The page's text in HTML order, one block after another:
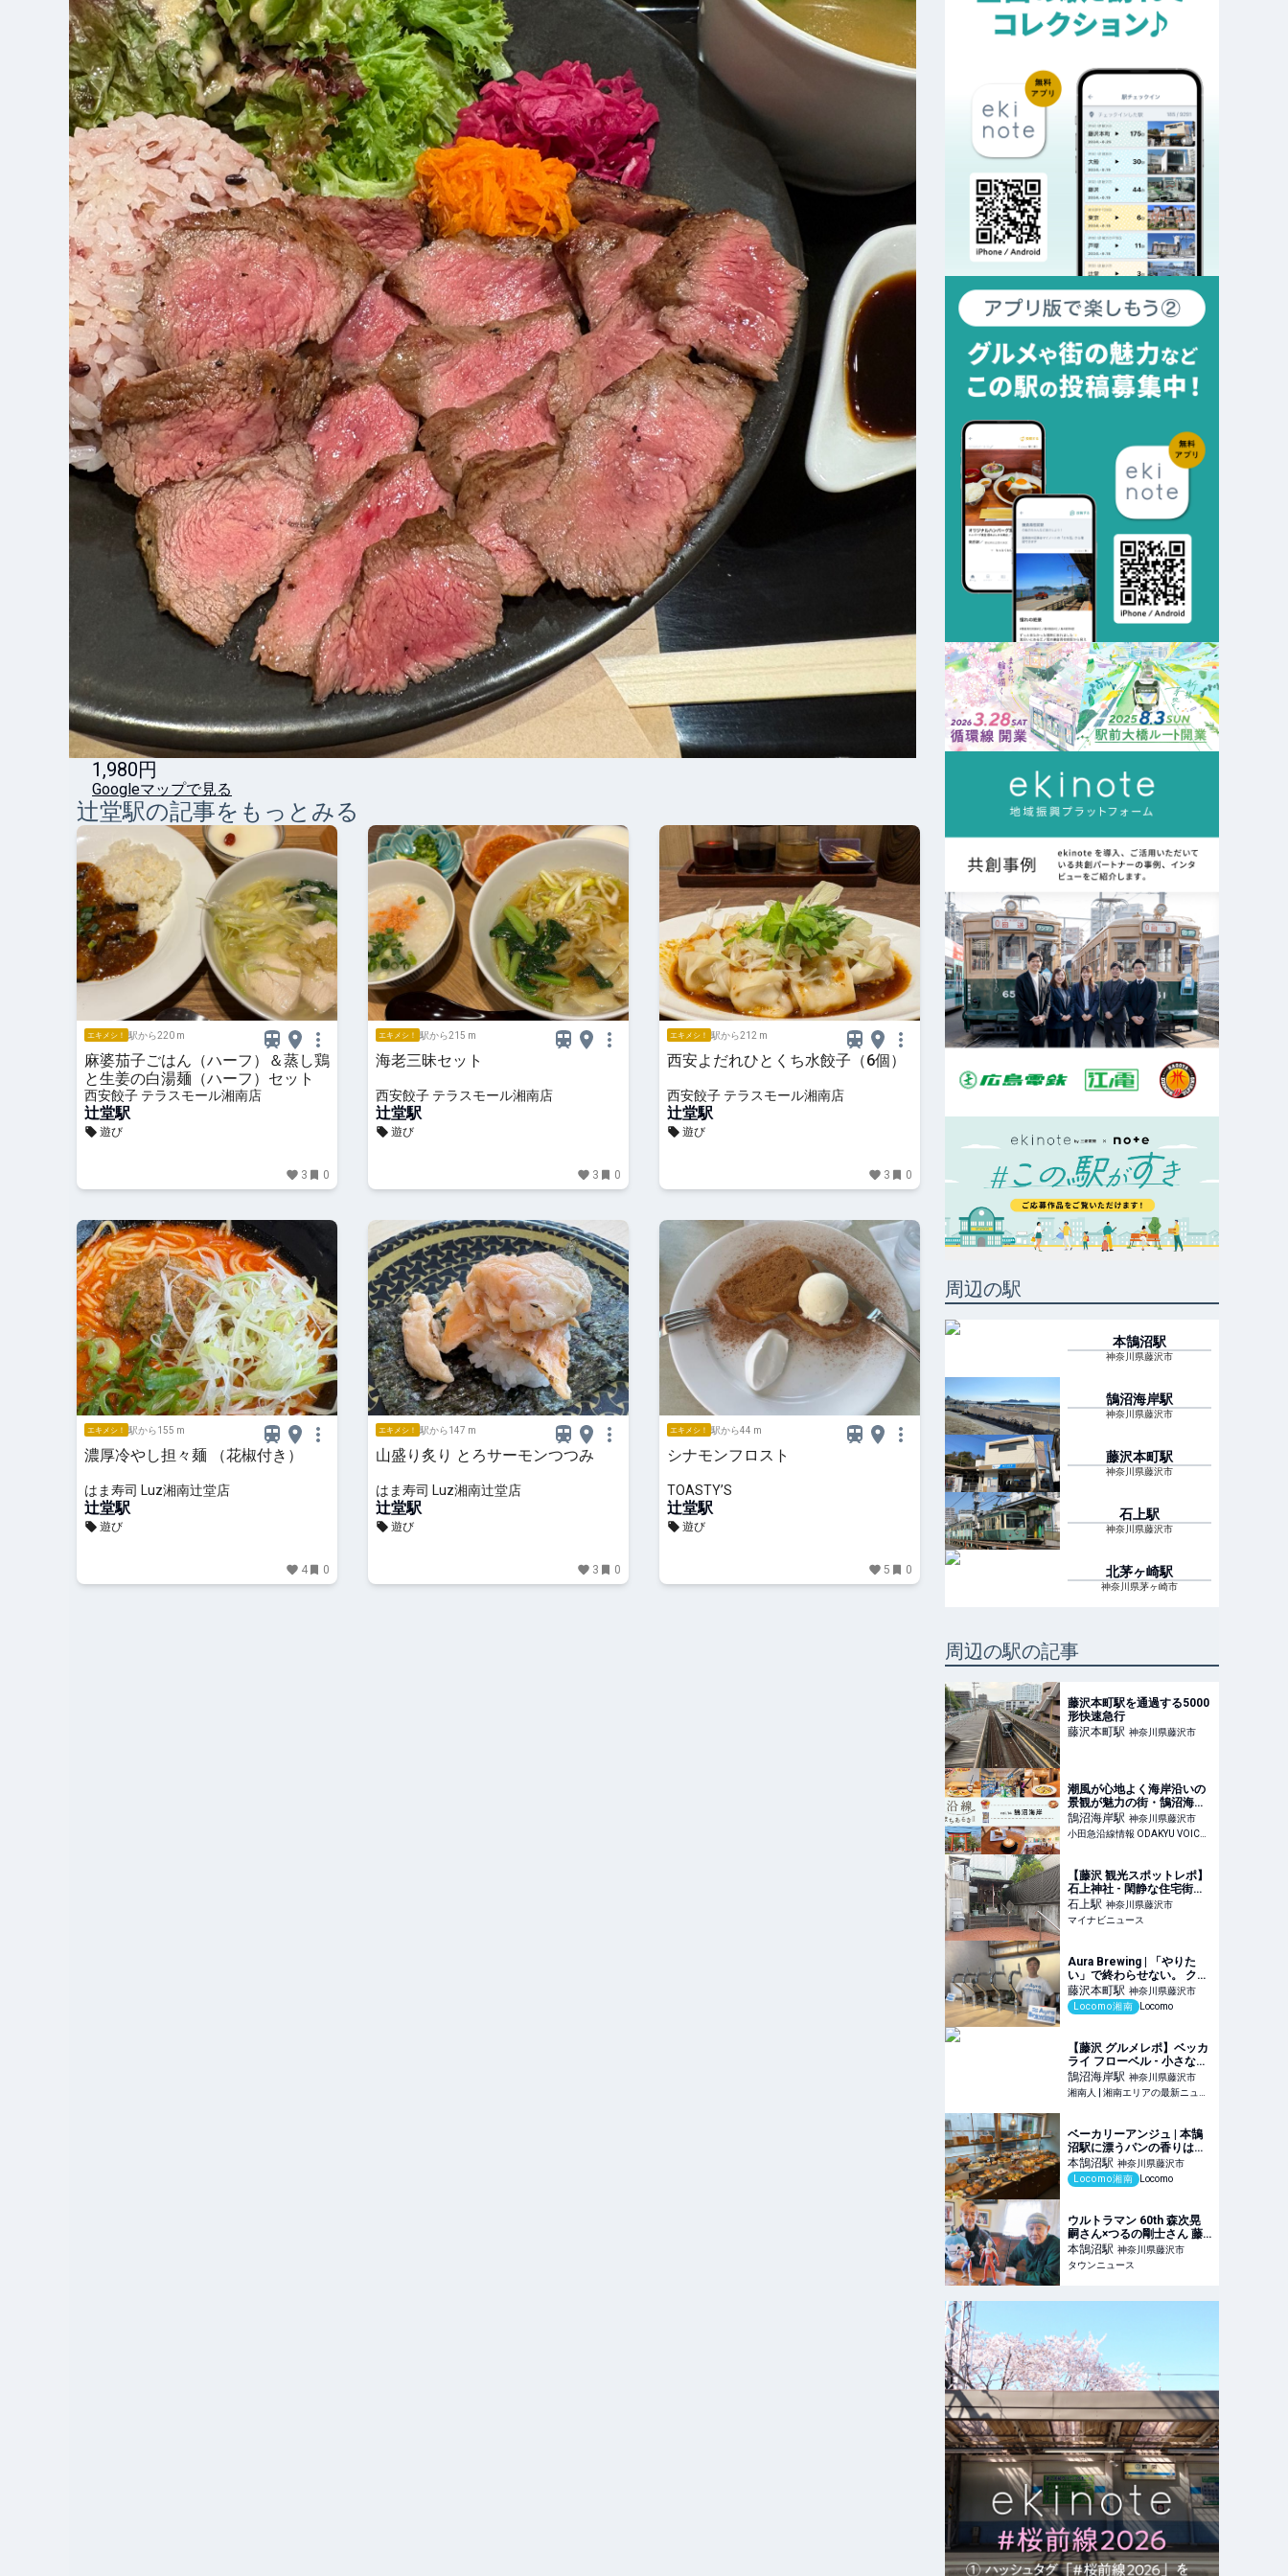
1,980円
Googleマップで見る
辻堂駅の記事をもっとみる
エキメシ！ 駅から220 m
麻婆茄子ごはん（ハーフ）＆蒸し鶏
と生姜の白湯麺（ハーフ）セット
西安餃子 テラスモール湘南店
辻堂駅
遊び
3 0
エキメシ！ 駅から215 m
海老三昧セット
西安餃子 テラスモール湘南店
辻堂駅
遊び
3 0
エキメシ！ 駅から212 m
西安よだれひとくち水餃子（6個）
西安餃子 テラスモール湘南店
辻堂駅
遊び
3 0
エキメシ！ 駅から155 m
濃厚冷やし担々麺 （花椒付き）
はま寿司 Luz湘南辻堂店
辻堂駅
遊び
4 0
エキメシ！ 駅から147 m
山盛り炙り とろサーモンつつみ
はま寿司 Luz湘南辻堂店
辻堂駅
遊び
3 0
エキメシ！ 駅から44 m
シナモンフロスト
TOASTY’S
辻堂駅
遊び
5 0
周辺の駅
本鵠沼駅
神奈川県藤沢市
鵠沼海岸駅
神奈川県藤沢市
藤沢本町駅
神奈川県藤沢市
石上駅
神奈川県藤沢市
北茅ヶ崎駅
神奈川県茅ヶ崎市
周辺の駅の記事
藤沢本町駅を通過する5000
形快速急行
藤沢本町駅 神奈川県藤沢市
潮風が心地よく海岸沿いの
景観が魅力の街・鵠沼海岸
｜まち紹介
鵠沼海岸駅 神奈川県藤沢市
小田急沿線情報 ODAKYU VOICE home
【藤沢 観光スポットレポ】
石上神社 - 閑静な住宅街に
地元ゆかりの鎌…
石上駅 神奈川県藤沢市
マイナビニュース
Aura Brewing | 「やりた
い」で終わらせない。 クラ
フトビールでつくる、新し
い雇用のかたち | 湘南の地
域メディア Locomo
藤沢本町駅 神奈川県藤沢市
Locomo湘南
Locomo
【藤沢 グルメレポ】ベッカ
ライ フローベル - 小さなワ
クワクがギュッと詰まった
パン屋 | 湘南人
鵠沼海岸駅 神奈川県藤沢市
湘南人 | 湘南エリアの最新ニュース・グルメ・イベント穴場情報満載！
ベーカリーアンジュ | 本鵠
沼駅に漂うパンの香りは天
然酵母パンから！人気パン
や予約方法もご紹介 | 湘南
の地域メディア Locomo
本鵠沼駅 神奈川県藤沢市
Locomo湘南
Locomo
ウルトラマン 60th 森次晃
嗣さん×つるの剛士さん 藤
沢を愛する２人の英雄 世代
を超えて語る想い | 藤沢 | タ
ウンニュース
本鵠沼駅 神奈川県藤沢市
タウンニュース